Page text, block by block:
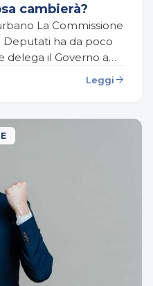
cambierà?
La Commissione
Deputati ha da poco
delega il Governo a
degli immobili
Leggi arrow_forward